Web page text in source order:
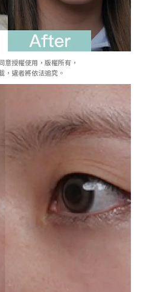
意授權使用，版權所有，
，違者將依法追究。